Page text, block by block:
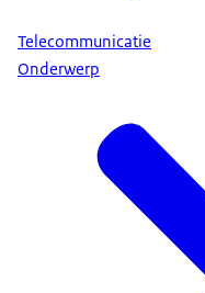
Telecommunicatie
Onderwerp